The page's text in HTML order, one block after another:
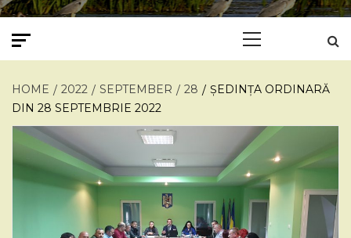
HOME 2022 SEPTEMBER 28
ȘEDINȚA ORDINARĂ
DIN 28 SEPTEMBRIE 2022